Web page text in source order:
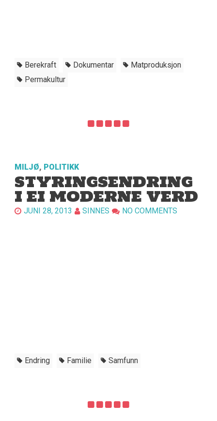
Berekraft Dokumentar
Matproduksjon
Permakultur
MILJØ, POLITIKK
STYRINGSENDRING
I EI MODERNE VERD
JUNI 28, 2013 SINNES NO COMMENTS
Endring Familie Samfunn